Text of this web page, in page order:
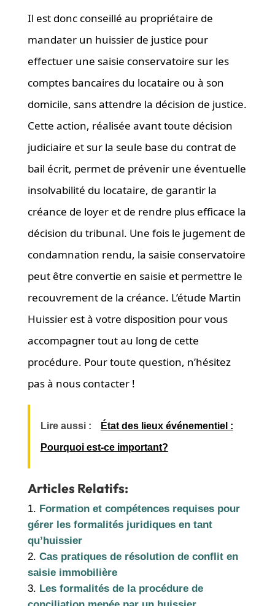
Il est donc conseillé au propriétaire de
mandater un huissier de justice pour
effectuer une saisie conservatoire sur les
comptes bancaires du locataire ou à son
domicile, sans attendre la décision de justice.
Cette action, réalisée avant toute décision
judiciaire et sur la seule base du contrat de
bail écrit, permet de prévenir une éventuelle
insolvabilité du locataire, de garantir la
créance de loyer et de rendre plus efficace la
décision du tribunal. Une fois le jugement de
condamnation rendu, la saisie conservatoire
peut être convertie en saisie et permettre le
recouvrement de la créance. L’étude Martin
Huissier est à votre disposition pour vous
accompagner tout au long de cette
procédure. Pour toute question, n’hésitez
pas à nous contacter !
Lire aussi : État des lieux événementiel :
Pourquoi est-ce important?
Articles Relatifs:
Formation et compétences requises pour
gérer les formalités juridiques en tant
qu’huissier
Cas pratiques de résolution de conflit en
saisie immobilière
Les formalités de la procédure de